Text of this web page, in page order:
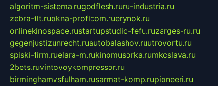
algoritm-sistema.rugodflesh.ruru-industria.ru
zebra-tlt.ruokna-proficom.ruerynok.ru
onlinekinospace.rustartupstudio-fefu.ruzarges-ru.ru
gegenjustizunrecht.ruautobalashov.ruutrovortu.ru
spiski-firm.ruelara-m.rukinomusorka.rumkcslava.ru
2bets.ruvintovoykompressor.ru
birminghamvsfulham.rusarmat-komp.rupioneeri.ru